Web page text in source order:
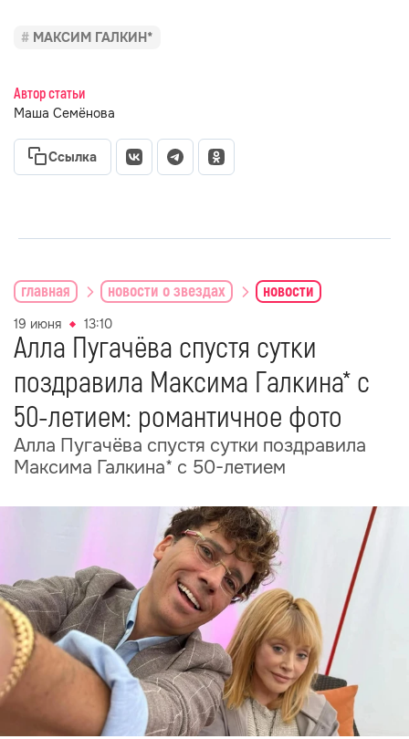
МАКСИМ ГАЛКИН*
Автор статьи
Маша Семёнова
Ссылка
главная новости о звездах новости
19 июня 13:10
Алла Пугачёва спустя сутки
поздравила Максима Галкина* с
50-летием: романтичное фото
Алла Пугачёва спустя сутки поздравила
Максима Галкина* с 50-летием